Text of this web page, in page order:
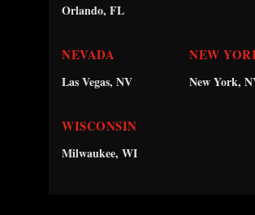
Orlando, FL
NEVADA
Las Vegas, NV
NEW
New York,
WISCONSIN
Milwaukee, WI